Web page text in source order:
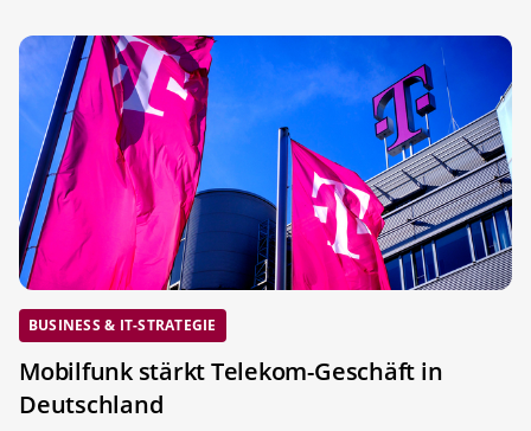
BUSINESS & IT-STRATEGIE
Mobilfunk stärkt Telekom-Geschäft in
Deutschland